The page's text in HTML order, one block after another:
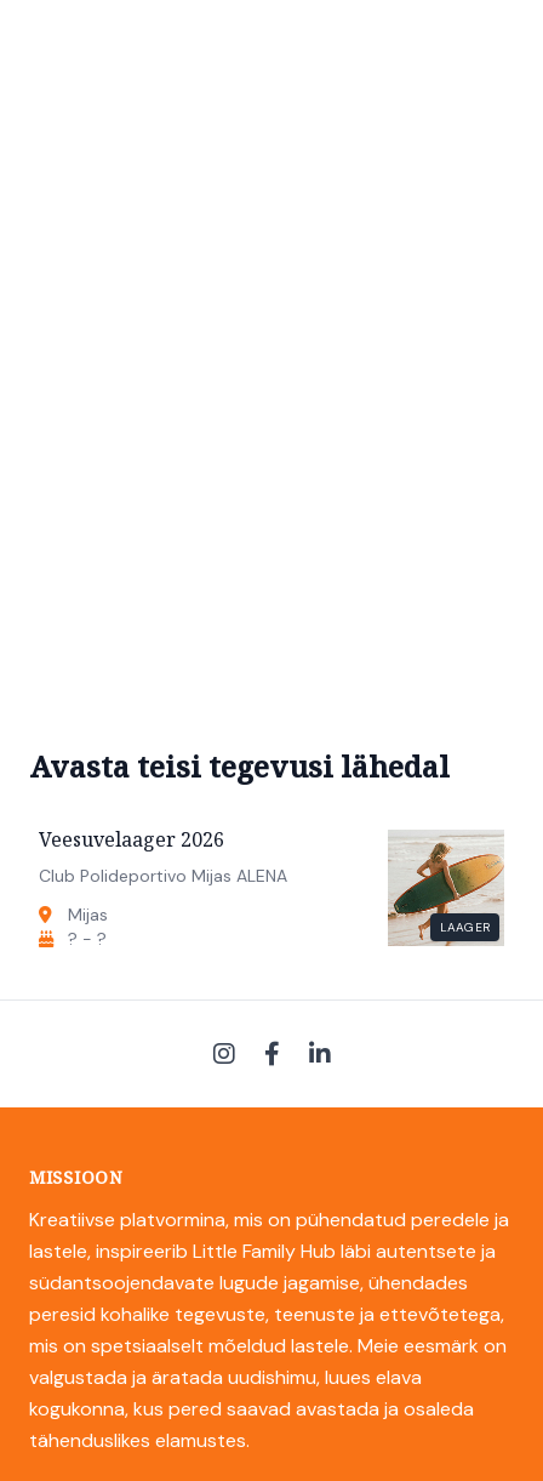
Avasta teisi tegevusi lähedal
LAAGER
Veesuvelaager 2026
Club Polideportivo Mijas ALENA
Mijas
? - ?
MISSIOON
Kreatiivse platvormina, mis on pühendatud peredele ja
lastele, inspireerib Little Family Hub läbi autentsete ja
südantsoojendavate lugude jagamise, ühendades
peresid kohalike tegevuste, teenuste ja ettevõtetega,
mis on spetsiaalselt mõeldud lastele. Meie eesmärk on
valgustada ja äratada uudishimu, luues elava
kogukonna, kus pered saavad avastada ja osaleda
tähenduslikes elamustes.